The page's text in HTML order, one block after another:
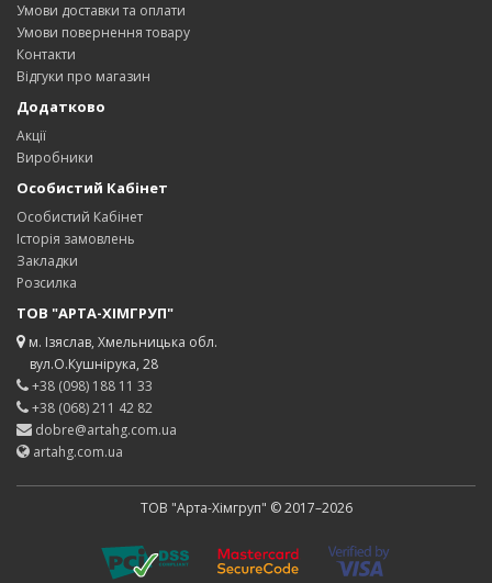
Умови доставки та оплати
Умови повернення товару
Контакти
Відгуки про магазин
Додатково
Акції
Виробники
Особистий Кабінет
Особистий Кабінет
Історія замовлень
Закладки
Розсилка
ТОВ "АРТА-ХІМГРУП"
м. Ізяслав, Хмельницька обл.
вул.О.Кушнірука, 28
+38 (098) 188 11 33
+38 (068) 211 42 82
dobre@artahg.com.ua
artahg.com.ua
ТОВ "Арта-Хімгруп" © 2017–2026